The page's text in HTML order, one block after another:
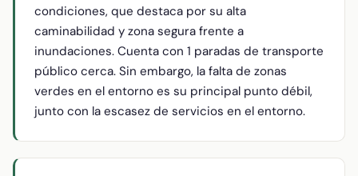
condiciones, que destaca por su alta
caminabilidad y zona segura frente a
inundaciones. Cuenta con 1 paradas de transporte
público cerca. Sin embargo, la falta de zonas
verdes en el entorno es su principal punto débil,
junto con la escasez de servicios en el entorno.